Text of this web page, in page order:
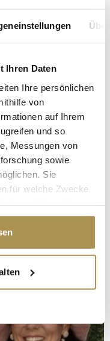
Ihren Daten
Ihre persönlichen
von
auf Ihrem
und so
Messungen von
sowie
Sie
für welche Zwecke
auf das Privacy
Lage
Meter genau sein
identifizieren